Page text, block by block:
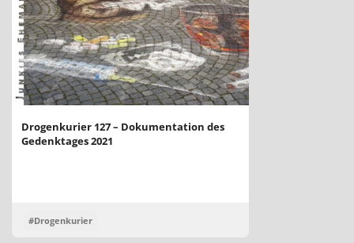
Drogenkurier 127 – Dokumentation des
Gedenktages 2021
#Drogenkurier